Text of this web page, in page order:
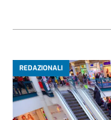
REDAZIONALI